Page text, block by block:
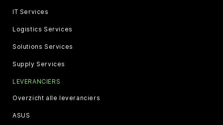
IT Services
Logistics Services
Solutions Services
Supply Services
LEVERANCIERS
Overzicht alle leveranciers
ASUS